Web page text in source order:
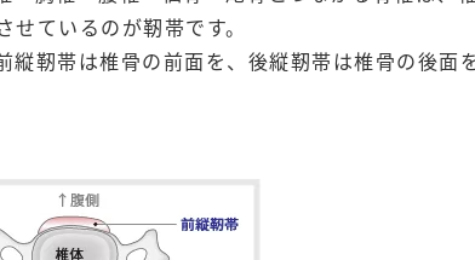
ているのが靭帯です。
靭帯は椎骨の前面を、後縦靭帯は椎骨の後面